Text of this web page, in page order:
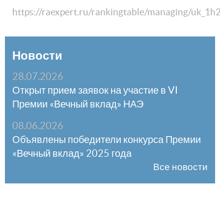
https://raexpert.ru/rankingtable/managing/
Новости
28.07.2026
Открыт прием заявок на участие в VI
Премии «Вечный вклад» НАЭ
08.06.2026
Объявлены победители конкурса Премии
«Вечный вклад» 2025 года
Все новости